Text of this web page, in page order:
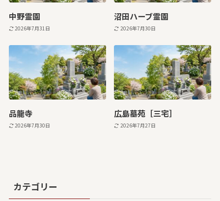
中野霊園
2026年7月31日
沼田ハーブ霊園
2026年7月30日
品龍寺
2026年7月30日
広島墓苑［三宅］
2026年7月27日
カテゴリー